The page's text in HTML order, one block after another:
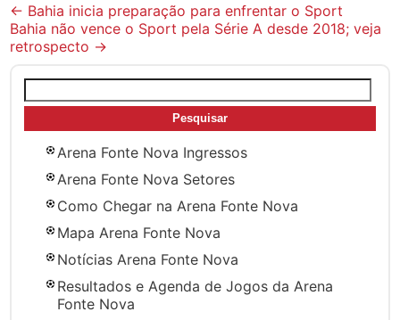
Post
navigation
← Bahia inicia preparação para enfrentar o Sport
Bahia não vence o Sport pela Série A desde 2018; veja
retrospecto →
por:
Arena Fonte Nova Ingressos
Arena Fonte Nova Setores
Como Chegar na Arena Fonte Nova
Mapa Arena Fonte Nova
Notícias Arena Fonte Nova
Resultados e Agenda de Jogos da Arena
Fonte Nova